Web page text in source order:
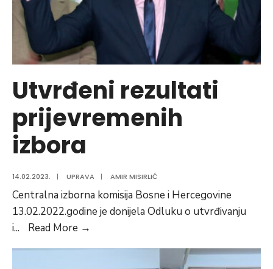
Utvrđeni rezultati
prijevremenih
izbora
14.02.2023. | UPRAVA | AMIR MISIRLIĆ
Centralna izborna komisija Bosne i Hercegovine
13.02.2022.godine je donijela Odluku o utvrđivanju
i... Read More →